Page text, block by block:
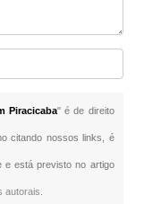
Piracicaba" é de direito
citando nossos links, é
e está previsto no artigo
autorais